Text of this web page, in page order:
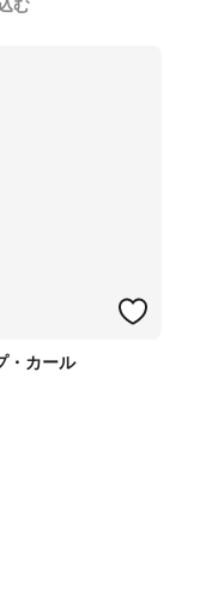
む
・カール